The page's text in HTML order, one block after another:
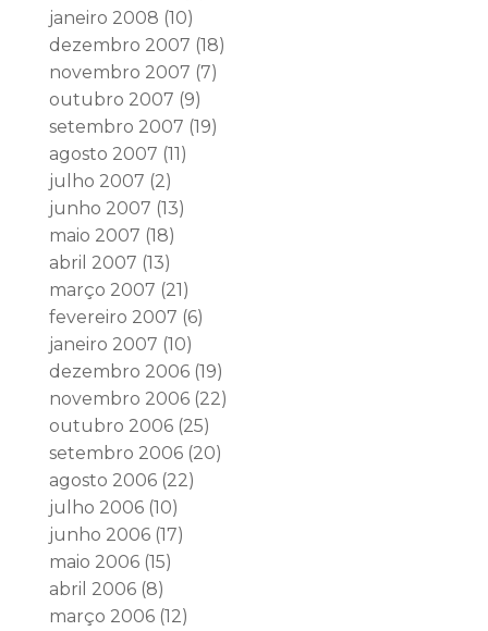
janeiro 2008 (10)
dezembro 2007 (18)
novembro 2007 (7)
outubro 2007 (9)
setembro 2007 (19)
agosto 2007 (11)
julho 2007 (2)
junho 2007 (13)
maio 2007 (18)
abril 2007 (13)
março 2007 (21)
fevereiro 2007 (6)
janeiro 2007 (10)
dezembro 2006(19)
novembro 2006(22)
outubro 2006(25)
setembro 2006(20)
agosto 2006(22)
julho 2006(10)
junho 2006(17)
maio 2006(15)
abril 2006(8)
março 2006(12)